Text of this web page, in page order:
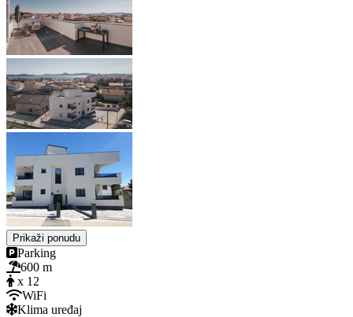
Prikaži ponudu
Parking
600 m
x 12
WiFi
Klima uređaj